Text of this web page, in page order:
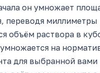
он умножает
переводя
объём раствора в
на
для выбранной